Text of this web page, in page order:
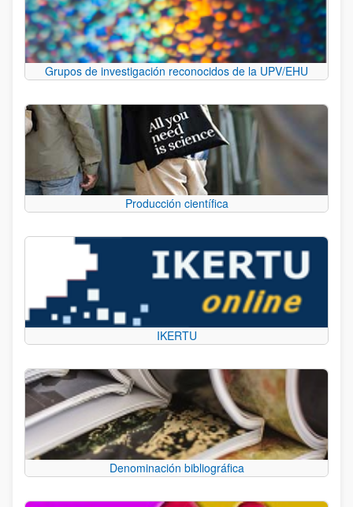
Grupos de investigación reconocidos de la UPV/EHU
Producción científica
IKERTU
Denominación bibliográfica